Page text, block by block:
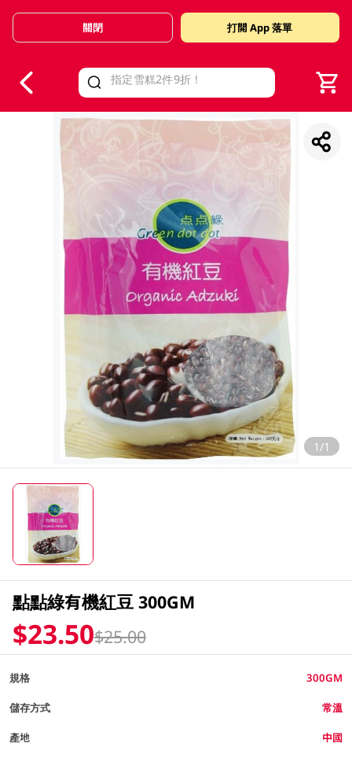
Valid Until 30 June 2026
關閉 打開 App 落單
1/1
點點綠有機紅豆 300GM
$23.50$25.00
規格 300GM
儲存方式 常溫
產地 中國